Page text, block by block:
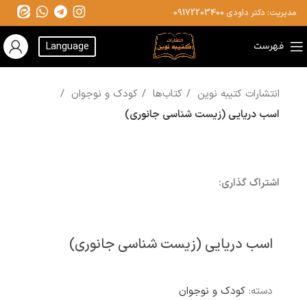
مدیریت: دکتر داودی 09172203400
فهرست Language
انتشارات کتیبه نوین کتاب‌ها
کودک و نوجوان
اسب دریایی (زیست شناسی جانوری)
اشتراک گذاری:
اسب دریایی (زیست شناسی جانوری)
دسته: کودک و نوجوان